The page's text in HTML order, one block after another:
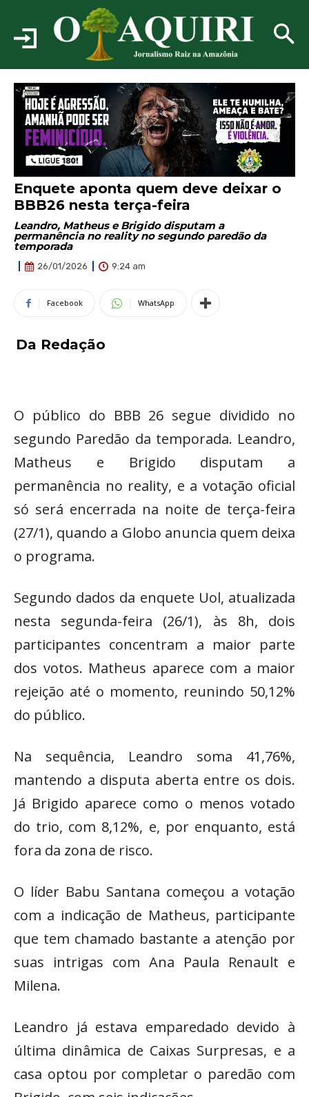
Enquete aponta quem deve deixar o
BBB26 nesta terça-feira
Leandro, Matheus e Brigido disputam a
permanência no reality no segundo paredão da
temporada
26/01/2026 9:24 am
Facebook WhatsApp
Da Redação
O público do BBB 26 segue dividido no
segundo Paredão da temporada. Leandro,
Matheus e Brigido disputam a
permanência no reality, e a votação oficial
só será encerrada na noite de terça-feira
(27/1), quando a Globo anuncia quem deixa
o programa.
Segundo dados da enquete Uol, atualizada
nesta segunda-feira (26/1), às 8h, dois
participantes concentram a maior parte
dos votos. Matheus aparece com a maior
rejeição até o momento, reunindo 50,12%
do público.
Na sequência, Leandro soma 41,76%,
mantendo a disputa aberta entre os dois.
Já Brigido aparece como o menos votado
do trio, com 8,12%, e, por enquanto, está
fora da zona de risco.
O líder Babu Santana começou a votação
com a indicação de Matheus, participante
que tem chamado bastante a atenção por
suas intrigas com Ana Paula Renault e
Milena.
Leandro já estava emparedado devido à
última dinâmica de Caixas Surpresas, e a
casa optou por completar o paredão com